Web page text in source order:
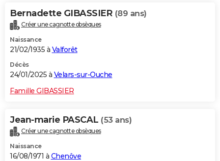
Bernadette GIBASSIER (89 ans)
Créer une cagnotte obsèques
Naissance
21/02/1935 à Valforêt
Décès
24/01/2025 à Velars-sur-Ouche
Famille GIBASSIER
Jean-marie PASCAL (53 ans)
Créer une cagnotte obsèques
Naissance
16/08/1971 à Chenôve